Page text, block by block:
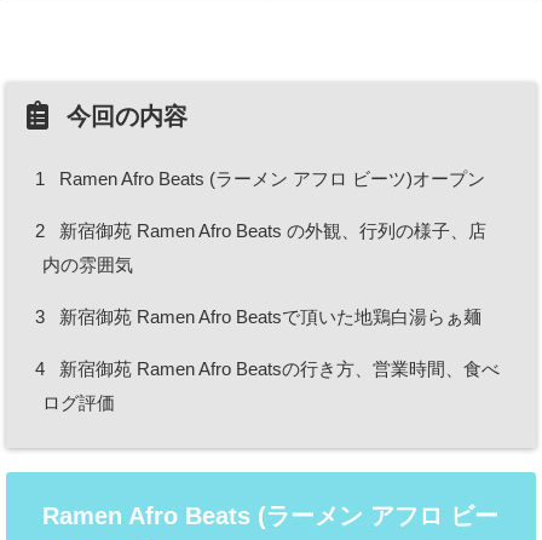
今回の内容
1 Ramen Afro Beats (ラーメン アフロ ビーツ)オープン
2
新宿御苑 Ramen Afro Beats の外観、行列の様子、店
内の雰囲気
3 新宿御苑 Ramen Afro Beatsで頂いた地鶏白湯らぁ麺
4
新宿御苑 Ramen Afro Beatsの行き方、営業時間、食べ
ログ評価
Ramen Afro Beats (ラーメン アフロ ビー